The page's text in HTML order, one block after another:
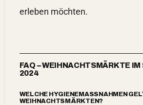
erleben möchten.
FAQ – WEIHNACHTSMÄRKTE IM
2024
WELCHE HYGIENEMASSNAHMEN
EIHNACHTSMÄRKTEN?